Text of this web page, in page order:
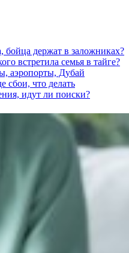
бойца держат в заложниках?
встретила семья в тайге?
аэропорты, Дубай
сбои, что делать
идут ли поиски?